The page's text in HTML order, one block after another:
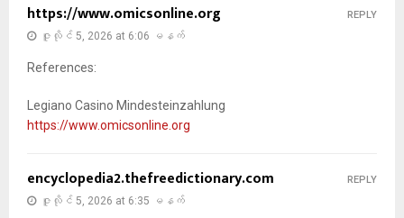
https://www.omicsonline.org
ဇူလိုင် 5, 2026 at 6:06 မနက်
References:
Legiano Casino Mindesteinzahlung
https://www.omicsonline.org
REPLY
encyclopedia2.thefreedictionary.com
ဇူလိုင် 5, 2026 at 6:35 မနက်
REPLY